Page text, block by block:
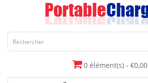
0 élément(s) - €0,00